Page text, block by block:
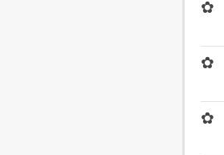
✿
✿
✿